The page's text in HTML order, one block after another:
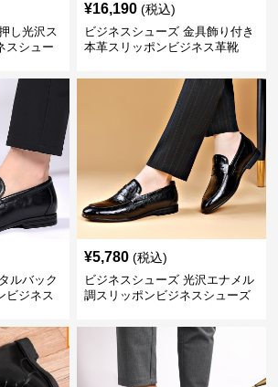
し光沢ス
スシュー
¥16,190 (税込)
ビジネスシューズ 金具飾り付き
本革スリッポンビジネス革靴
ルバック
ビジネス
¥5,780 (税込)
ビジネスシューズ 光沢エナメル
調スリッポンビジネスシューズ